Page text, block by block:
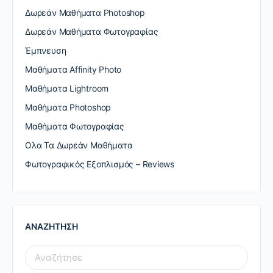
Δωρεάν Μαθήματα Photoshop
Δωρεάν Μαθήματα Φωτογραφίας
Έμπνευση
Μαθήματα Affinity Photo
Μαθήματα Lightroom
Μαθήματα Photoshop
Μαθήματα Φωτογραφίας
Ολα Τα Δωρεάν Μαθήματα
Φωτογραφικός Εξοπλισμός – Reviews
ΑΝΑΖΗΤΗΣΗ
SEARCH